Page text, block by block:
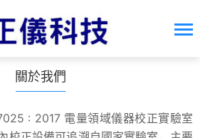
關於我們
: 2017 電量領域儀器校正實驗室